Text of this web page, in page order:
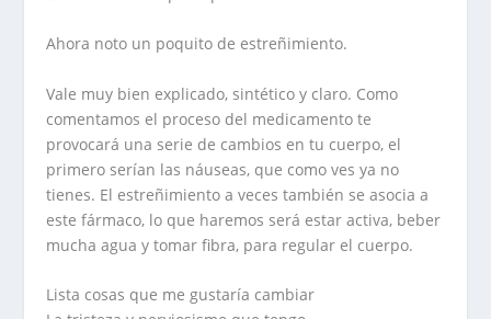
Ahora noto un poquito de estreñimiento.
Vale muy bien explicado, sintético y claro. Como
comentamos el proceso del medicamento te
provocará una serie de cambios en tu cuerpo, el
primero serían las náuseas, que como ves ya no
tienes. El estreñimiento a veces también se asocia a
este fármaco, lo que haremos será estar activa, beber
mucha agua y tomar fibra, para regular el cuerpo.
Lista cosas que me gustaría cambiar